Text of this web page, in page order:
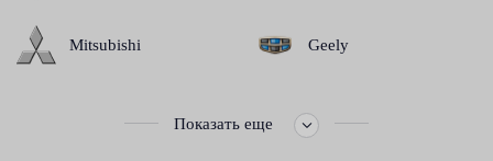
Mitsubishi Geely
Показать еще